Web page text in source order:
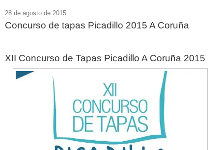
28 de agosto de 2015
Concurso de tapas Picadillo 2015 A Coruña
XII Concurso de Tapas Picadillo A Coruña 2015